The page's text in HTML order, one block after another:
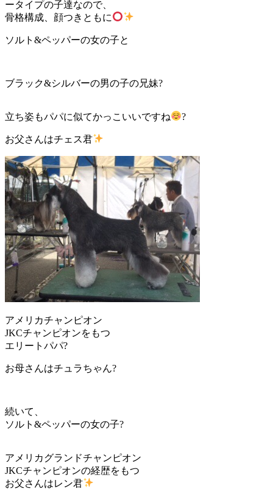
ータイプの子達なので、
骨格構成、顔つきともに
ソルト&ペッパーの女の子と
ブラック&シルバーの男の子の兄妹?
立ち姿もパパに似てかっこいいですね ?
お父さんはチェス君
アメリカチャンピオン
JKCチャンピオンをもつ
エリートパパ?
お母さんはチュラちゃん?
続いて、
ソルト&ペッパーの女の子?
アメリカグランドチャンピオン
JKCチャンピオンの経歴をもつ
お父さんはレン君